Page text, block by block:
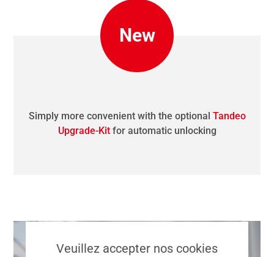
New
Simply more convenient with the optional Tandeo
Upgrade-Kitfor automatic unlocking
Veuillez accepter nos cookies